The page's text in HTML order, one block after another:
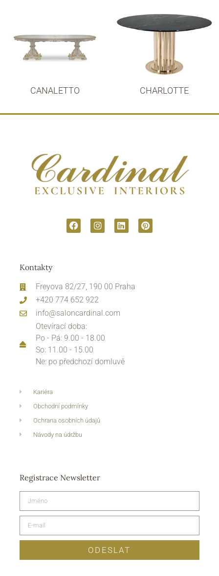
CANALETTO CHARLOTTE
Kontakty
Freyova 82/27, 190 00 Praha
+420 774 652 922
info@saloncardinal.com
Otevírací doba:
Po - Pá: 9.00 - 18.00
So: 11.00 - 15.00
Ne: po předchozí domluvě
Kariéra
Obchodní podmínky
Ochrana osobních údajů
Návody na údržbu
Registrace Newsletter
ODESLAT